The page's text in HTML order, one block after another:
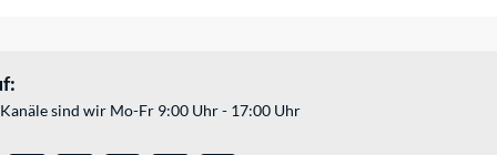
sind wir Mo-Fr 9:00 Uhr - 17:00 Uhr